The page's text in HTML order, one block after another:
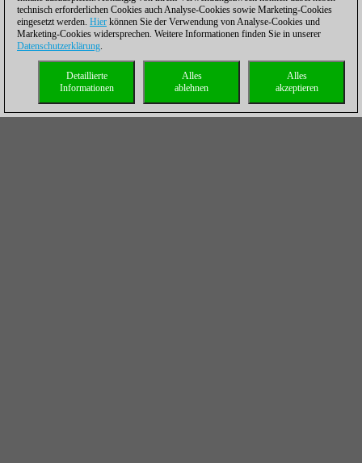
technisch erforderlichen Cookies auch Analyse-Cookies sowie Marketing-Cookies
eingesetzt werden. Hier können Sie der Verwendung von Analyse-Cookies und
Marketing-Cookies widersprechen. Weitere Informationen finden Sie in unserer
Datenschutzerklärung.
Alles
akzeptieren
Alles
ablehnen
Detaillierte
Informationen